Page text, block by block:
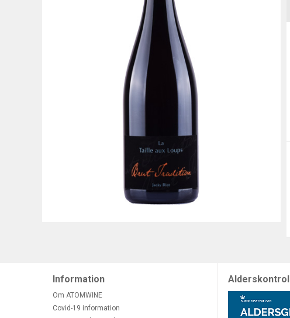
Information
Om ATOMWINE
Covid-19 information
Alderskontrol